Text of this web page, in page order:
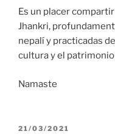
Es un placer
Jhankri,
nepalí y practicadas
cultura y el
Namaste
PUBLICADO
21/03/2021